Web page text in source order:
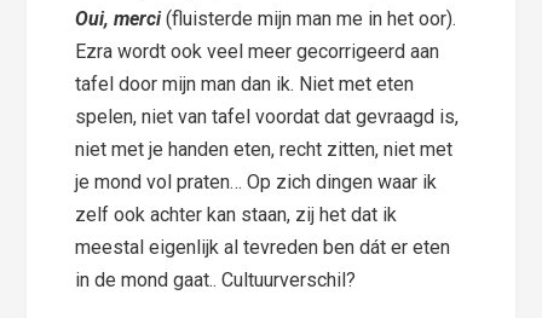
Oui, merci (fluisterde mijn man me in het oor).
Ezra wordt ook veel meer gecorrigeerd aan
tafel door mijn man dan ik. Niet met eten
spelen, niet van tafel voordat dat gevraagd is,
niet met je handen eten, recht zitten, niet met
je mond vol praten… Op zich dingen waar ik
zelf ook achter kan staan, zij het dat ik
meestal eigenlijk al tevreden ben dát er eten
in de mond gaat.. Cultuurverschil?